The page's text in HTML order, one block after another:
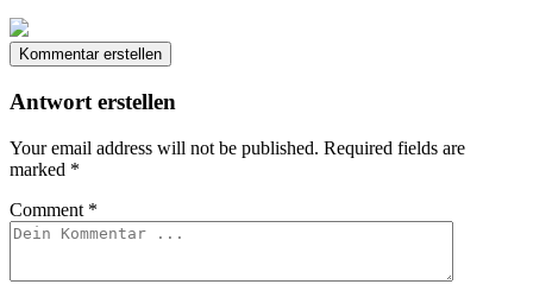
Kommentar erstellen
Antwort erstellen
Your email address will not be published. Required fields are
marked *
Comment *